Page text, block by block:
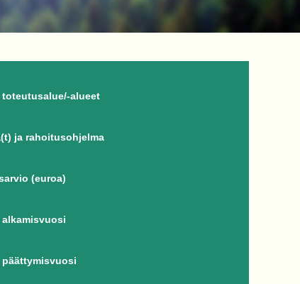
toteutusalue/-alueet
ja rahoitusohjelma
(euroa)
alkamisvuosi
päättymisvuosi